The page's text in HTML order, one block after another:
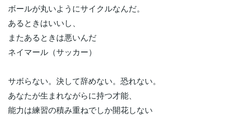
ボールが丸いようにサイクルなんだ。
あるときはいいし、
またあるときは悪いんだ
ネイマール（サッカー）
サボらない。決して辞めない。恐れない。
あなたが生まれながらに持つ才能、
能力は練習の積み重ねでしか開花しない